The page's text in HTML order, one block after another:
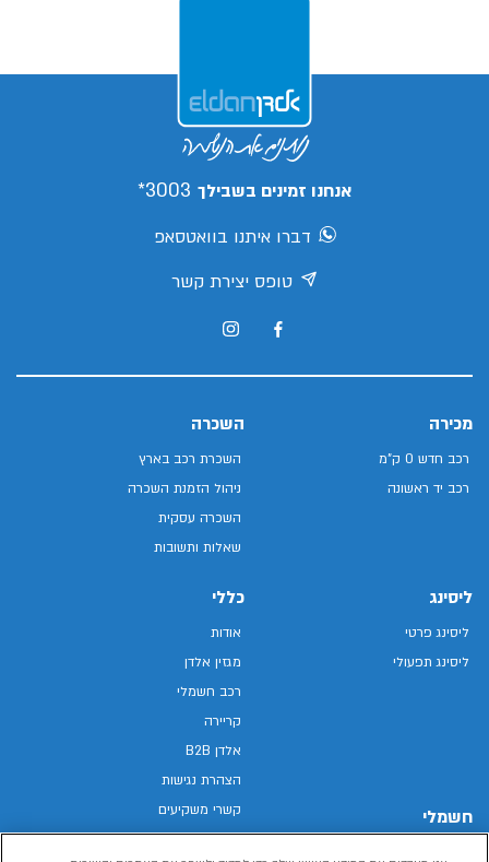
אנחנו זמינים בשבילך 3003*
דברו איתנו בוואטסאפ
טופס יצירת קשר
מכירה
רכב חדש 0 ק"מ
רכב יד ראשונה
השכרה
השכרת רכב בארץ
ניהול הזמנת השכרה
השכרה עסקית
שאלות ותשובות
ליסינג
ליסינג פרטי
ליסינג תפעולי
חשמלי
כללי
אודות
מגזין אלדן
רכב חשמלי
קריירה
אלדן B2B
הצהרת נגישות
קשרי משקיעים
מפת האתר